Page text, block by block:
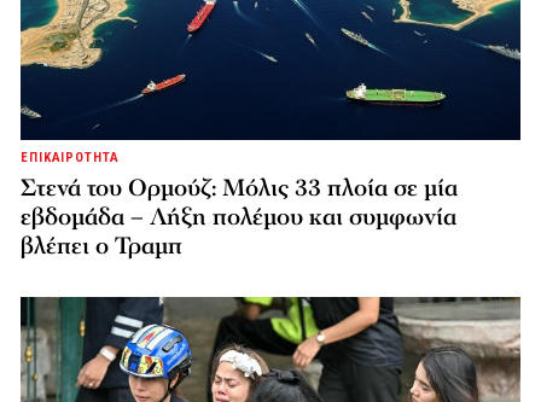
ΕΠΙΚΑΙΡΟΤΗΤΑ
Στενά του Ορμούζ: Μόλις 33 πλοία σε μία
εβδομάδα – Λήξη πολέμου και συμφωνία
βλέπει ο Τραμπ